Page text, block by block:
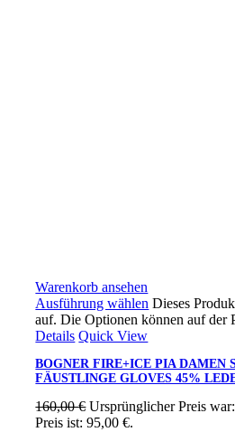
Warenkorb ansehen
Ausführung wählen Dieses
auf. Die Optionen können auf der
Details Quick View
BOGNER FIRE+ICE PIA DAMEN
FÄUSTLINGE GLOVES 45%
160,00€ Ursprünglicher Preis
Preis ist: 95,00 €.